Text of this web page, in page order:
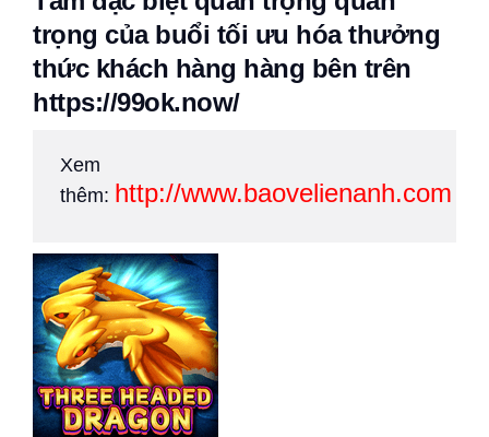
trọng của buổi tối ưu hóa thưởng
thức khách hàng hàng bên trên
https://99ok.now/
Xem
thêm: http://www.baovelienanh.com